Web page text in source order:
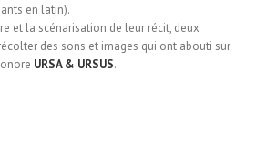
en latin).
et la scénarisation de leur récit, deux
des sons et images qui ont abouti sur
URSA & URSUS.